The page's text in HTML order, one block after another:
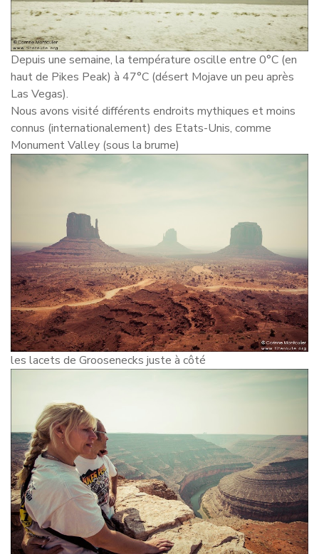
Depuis une semaine, la température oscille entre 0°C (en
haut de Pikes Peak) à 47°C (désert Mojave un peu après
Las Vegas).
Nous avons visité différents endroits mythiques et moins
connus (internationalement) des Etats-Unis, comme
Monument Valley (sous la brume)
les lacets de Groosenecks juste à côté